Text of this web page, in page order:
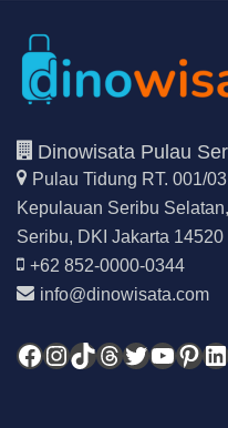
Dinowisata Pulau
Pulau Tidung RT. 001/
Kepulauan Seribu Selatan,
Seribu, DKI Jakarta 14520
+62 852-0000-0344
info@dinowisata.com
Facebook
Instagram
TikTok
Threads
Twitter